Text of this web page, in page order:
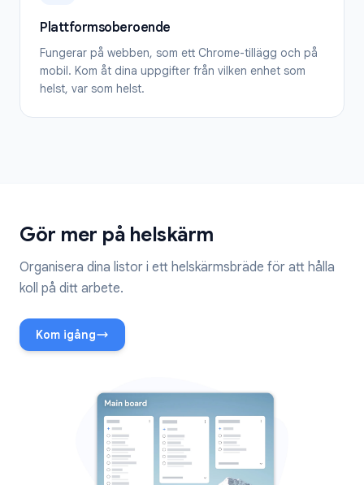
Plattformsoberoende
Fungerar på webben, som ett Chrome-tillägg och på
mobil. Kom åt dina uppgifter från vilken enhet som
helst, var som helst.
Gör mer på helskärm
Organisera dina listor i ett helskärmsbräde för att hålla
koll på ditt arbete.
Kom igång